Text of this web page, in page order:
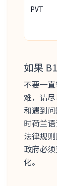
PVT
如果
不要一
难，请
和遇到
时荷兰
法律规
政府必
化。